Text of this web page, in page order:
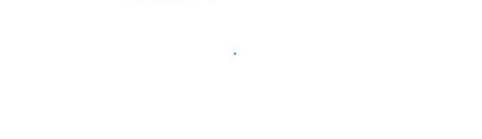
Započnite već danas